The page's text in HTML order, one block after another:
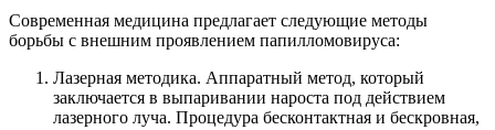
Современная медицина предлагает следующие методы
борьбы с внешним проявлением папилломовируса:
Лазерная методика. Аппаратный метод, который
заключается в выпаривании нароста под действием
лазерного луча. Процедура бесконтактная и бескровная,